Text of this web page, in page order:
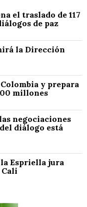
el traslado de 117
de paz
la Dirección
y prepara
millones
negociaciones
diálogo está
Espriella jura